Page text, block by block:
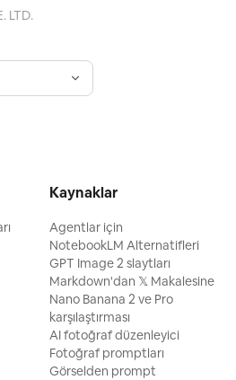
LTD.
Kaynaklar
Agentlar için
NotebookLM Alternatifleri
GPT Image 2 slaytları
Markdown'dan 𝕏 Makalesine
Nano Banana 2 ve Pro
karşılaştırması
AI fotoğraf düzenleyici
Fotoğraf promptları
Görselden prompt